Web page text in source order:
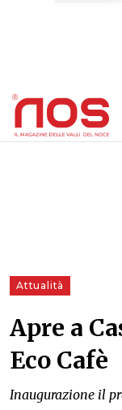
Attualità
Apre a
Eco Cafè
Inaugurazione il